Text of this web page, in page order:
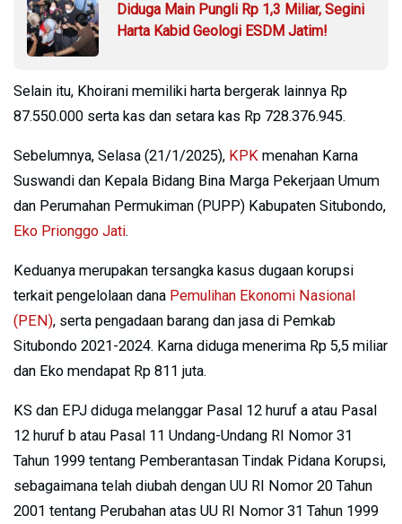
Diduga Main Pungli Rp 1,3 Miliar, Segini
Harta Kabid Geologi ESDM Jatim!
Selain itu, Khoirani memiliki harta bergerak lainnya Rp
87.550.000 serta kas dan setara kas Rp 728.376.945.
Sebelumnya, Selasa (21/1/2025), KPK menahan Karna
Suswandi dan Kepala Bidang Bina Marga Pekerjaan Umum
dan Perumahan Permukiman (PUPP) Kabupaten Situbondo,
Eko Prionggo Jati.
Keduanya merupakan tersangka kasus dugaan korupsi
terkait pengelolaan dana Pemulihan Ekonomi Nasional
(PEN), serta pengadaan barang dan jasa di Pemkab
Situbondo 2021-2024. Karna diduga menerima Rp 5,5 miliar
dan Eko mendapat Rp 811 juta.
KS dan EPJ diduga melanggar Pasal 12 huruf a atau Pasal
12 huruf b atau Pasal 11 Undang-Undang RI Nomor 31
Tahun 1999 tentang Pemberantasan Tindak Pidana Korupsi,
sebagaimana telah diubah dengan UU RI Nomor 20 Tahun
2001 tentang Perubahan atas UU RI Nomor 31 Tahun 1999